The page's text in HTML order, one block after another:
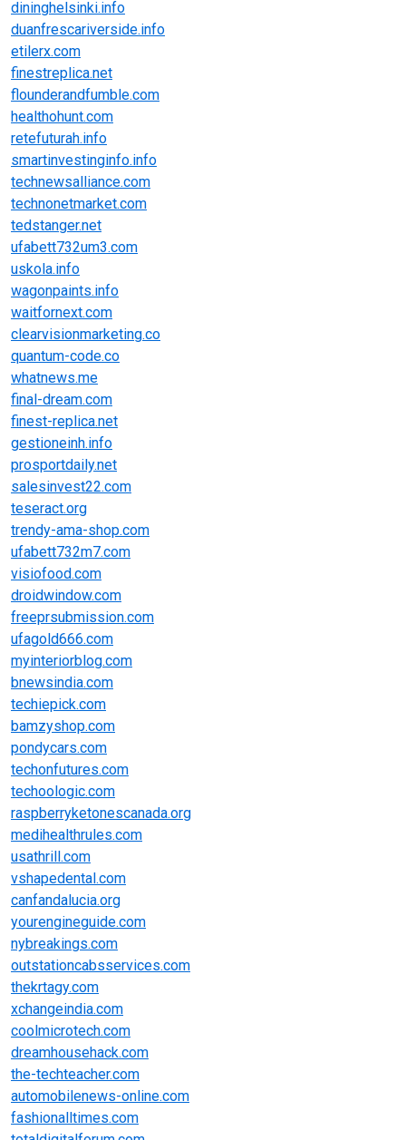
dininghelsinki.info
duanfrescariverside.info
etilerx.com
finestreplica.net
flounderandfumble.com
healthohunt.com
retefuturah.info
smartinvestinginfo.info
technewsalliance.com
technonetmarket.com
tedstanger.net
ufabett732um3.com
uskola.info
wagonpaints.info
waitfornext.com
clearvisionmarketing.co
quantum-code.co
whatnews.me
final-dream.com
finest-replica.net
gestioneinh.info
prosportdaily.net
salesinvest22.com
teseract.org
trendy-ama-shop.com
ufabett732m7.com
visiofood.com
droidwindow.com
freeprsubmission.com
ufagold666.com
myinteriorblog.com
bnewsindia.com
techiepick.com
bamzyshop.com
pondycars.com
techonfutures.com
techoologic.com
raspberryketonescanada.org
medihealthrules.com
usathrill.com
vshapedental.com
canfandalucia.org
yourengineguide.com
nybreakings.com
outstationcabsservices.com
thekrtagy.com
xchangeindia.com
coolmicrotech.com
dreamhousehack.com
the-techteacher.com
automobilenews-online.com
fashionalltimes.com